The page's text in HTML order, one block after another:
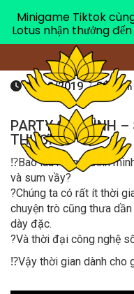
04/12/2019 /
PARTY GIA ĐÌNH –
THƯƠNG
⁉️Bao lâu rồi gia đình
và sum vầy?
?Chúng ta có rất ít thời
chuyện trò cũng thưa
dày đặc.
?Và thời đại công nghệ
⁉️Vậy thời gian dành cho
Minigame Tiktok
Lotus nhận thưởng